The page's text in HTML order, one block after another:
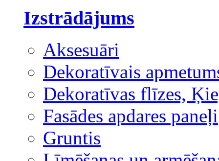
Izstrādājums
Aksesuāri
Dekoratīvais
Dekoratīvas flīzes,
Fasādes apdares paneļi
Gruntis